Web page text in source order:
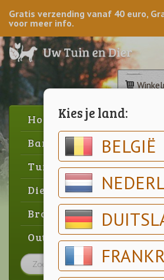
Kies je land:
BELGIË
Gratis verzending vanaf 40 euro,
voor meer info.
Home
Barbecue
Tuin
Dier
Brood & gebak
Outlet